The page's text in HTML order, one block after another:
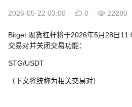
2026-05-22 03:00 0 22280
Bitget 现货杠杆将于2026年5月28日
交易对并关闭交易功能：
STG/USDT
（下文将统称为相关交易对）